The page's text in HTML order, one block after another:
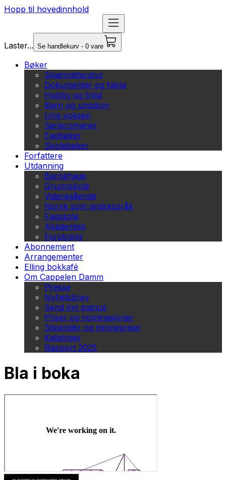
Hopp til hovedinnhold
Laster... Se handlekurv - 0 vare
Bøker
Skjønnlitteratur
Dokumentar og fakta
Hobby og fritid
Barn og ungdom
Ung voksen
Serieromaner
Fagbøker
Skolebøker
Forfattere
Utdanning
Barnehage
Grunnskole
Videregående
Norsk som andrespråk
Fagskole
Akademisk
Forskning
Abonnement
Arrangementer
Elling bokkafé
Om Cappelen Damm
Presse
Nyhetsbrev
Send inn manus
Priser og nominasjoner
Stipender og minnepriser
Kataloger
Rapport 2025
Bla i boka